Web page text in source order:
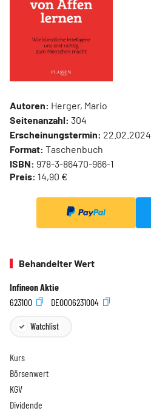
Autoren: Herger, Mario
Seitenanzahl: 304
Erscheinungstermin: 22.02.2024
Format: Taschenbuch
ISBN: 978-3-86470-966-1
Preis: 14,90 €
Behandelter Wert
Infineon Aktie
623100
DE0006231004
Watchlist
Kurs
Börsenwert
KGV
Dividende